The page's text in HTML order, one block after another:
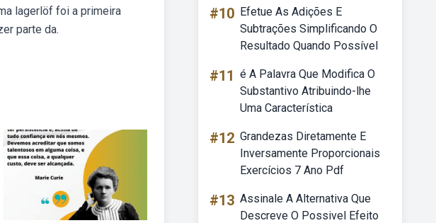
lagerlöf foi a primeira
parte da.
#10 Efetue As Adições E
Subtrações Simplificando O
Resultado Quando Possível
#11 é A Palavra Que Modifica O
Substantivo Atribuindo-lhe
Uma Característica
#12 Grandezas Diretamente E
Inversamente Proporcionais
Exercícios 7 Ano Pdf
#13 Assinale A Alternativa Que
Descreve O Possivel Efeito